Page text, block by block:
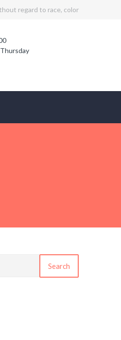
regard to race, color
Search